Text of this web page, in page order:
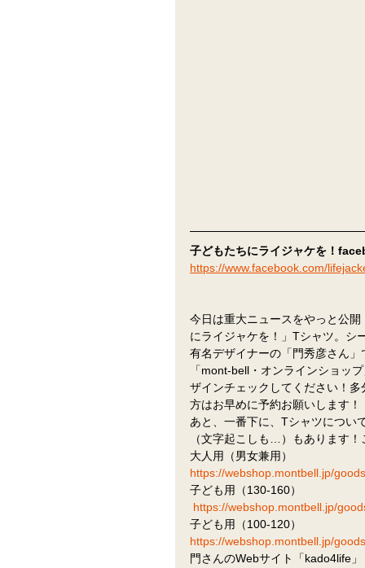
子どもたちにライジャケを！
https://www.facebook.com/
今日は重大ニュースをやっと公
にライジャケを！」Tシャツ。シ
有名デザイナーの「門秀彦さん」
「mont-bell・オンラインショッ
ザインチェックしてください！
方はお早めに予約お願いします！
あと、一番下に、Tシャツについ
（文字起こしも…）もあります！
大人用（男女兼用）
https://webshop.montbell.jp/
子ども用（130-160）
https://webshop.montbell.jp/
子ども用（100-120）
https://webshop.montbell.jp/
門さんのWebサイト「kado4life」